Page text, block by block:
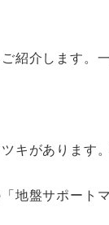
紹介します。
キがあります
地盤サポート